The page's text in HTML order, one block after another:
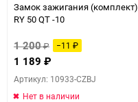
Замок зажигания (комплект)
RY 50 QT -10
1 200₽ −11 ₽
1 189 ₽
Артикул: 10933-CZBJ
Нет в наличии